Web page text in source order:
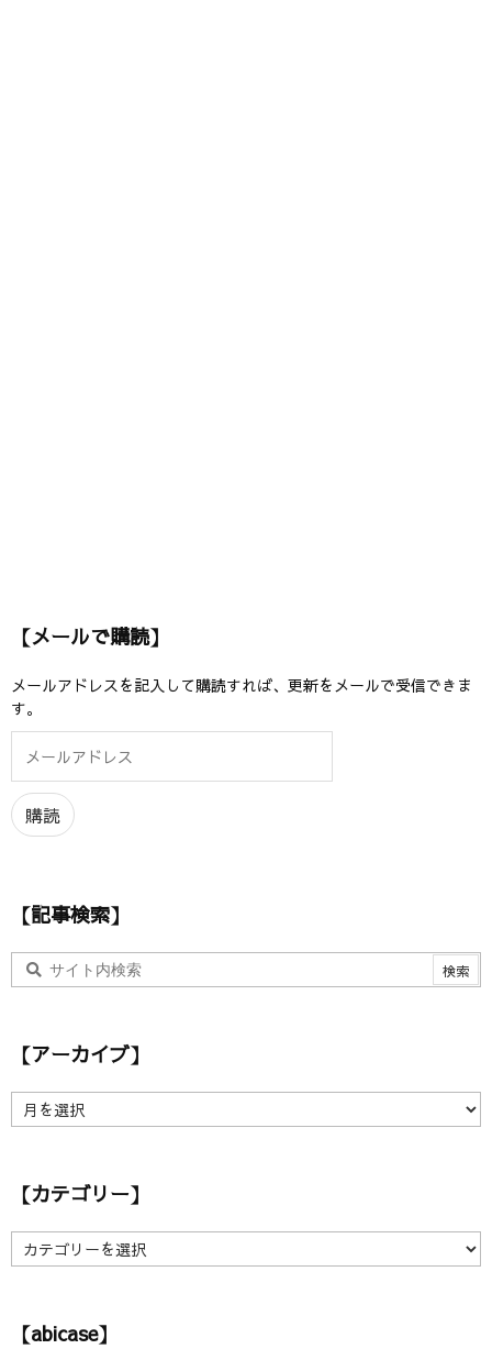
【メールで購読】
メールアドレスを記入して購読すれば、更新をメールで受信できま
す。
ル
ア
ド
購読
【記事検索】
【アーカイブ】
ア
イ
】
【カテゴリー】
【
カ
リ【abicase】